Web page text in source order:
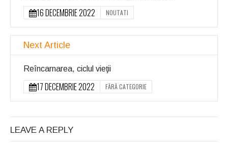
16 DECEMBRIE 2022 NOUTATI
Next Article
Reîncarnarea, ciclul vieţii
17 DECEMBRIE 2022 FĂRĂ CATEGORIE
LEAVE A REPLY